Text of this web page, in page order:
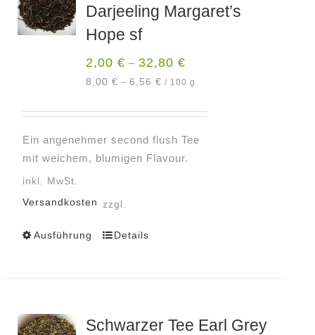
Die
Optionen
können
auf
der
gewählt
werden
Darjeeling Margaret’s
Hope sf
2,00€ –32,80€
8,00€ –6,56€ / 100 g
Ein angenehmer second flush Tee
mit weichem, blumigen Flavour.
inkl. MwSt.
zzgl.
Versandkosten
Ausführung
Dieses
auf.
Details
Schwarzer Tee Earl Grey